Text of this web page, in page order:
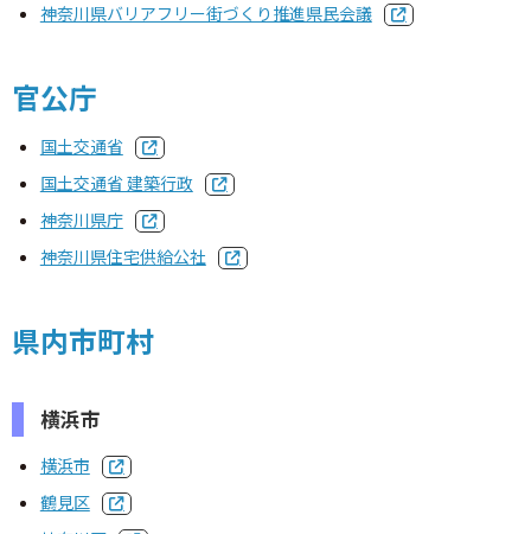
一級建築士の諸手続
二級・木造建築士の諸手続
二級・木造免許の各手続
二級・木造の名簿の閲覧と登録
法定講習
建築士定期講習
建築士会を利用する
書籍等の購⼊
神奈川県バリアフリー街づくり推進県民会議
官公庁
国土交通省
国土交通省 建築行政
神奈川県庁
神奈川県住宅供給公社
県内市町村
横浜市
横浜市
鶴見区